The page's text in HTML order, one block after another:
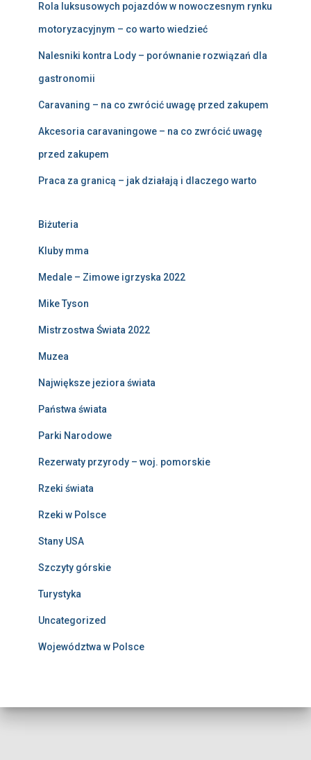
Rola luksusowych pojazdów w nowoczesnym rynku
motoryzacyjnym – co warto wiedzieć
Nalesniki kontra Lody – porównanie rozwiązań dla
gastronomii
Caravaning – na co zwrócić uwagę przed zakupem
Akcesoria caravaningowe – na co zwrócić uwagę
przed zakupem
Praca za granicą – jak działają i dlaczego warto
Biżuteria
Kluby mma
Medale – Zimowe igrzyska 2022
Mike Tyson
Mistrzostwa Świata 2022
Muzea
Największe jeziora świata
Państwa świata
Parki Narodowe
Rezerwaty przyrody – woj. pomorskie
Rzeki świata
Rzeki w Polsce
Stany USA
Szczyty górskie
Turystyka
Uncategorized
Województwa w Polsce